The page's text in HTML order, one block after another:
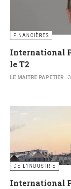
FINANCIÈRES
International
le T2
LE MAITRE PAPETIER
DE L’INDUSTRIE
International